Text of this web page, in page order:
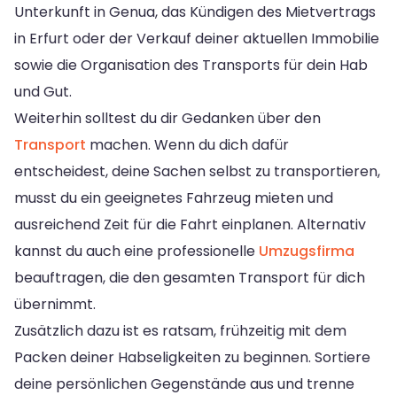
Unterkunft in Genua, das Kündigen des Mietvertrags
in Erfurt oder der Verkauf deiner aktuellen Immobilie
sowie die Organisation des Transports für dein Hab
und Gut.
Weiterhin solltest du dir Gedanken über den
Transport machen. Wenn du dich dafür
entscheidest, deine Sachen selbst zu transportieren,
musst du ein geeignetes Fahrzeug mieten und
ausreichend Zeit für die Fahrt einplanen. Alternativ
kannst du auch eine professionelle Umzugsfirma
beauftragen, die den gesamten Transport für dich
übernimmt.
Zusätzlich dazu ist es ratsam, frühzeitig mit dem
Packen deiner Habseligkeiten zu beginnen. Sortiere
deine persönlichen Gegenstände aus und trenne